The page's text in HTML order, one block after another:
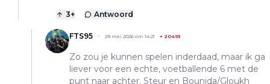
3+ Antwoord
FTS95 29 mei 2026 om 14:21 + 20493
Zo zou je kunnen spelen inderdaad, maar ik ga
liever voor een echte, voetballende 6 met de
punt naar achter. Steur en Bounida/Gloukh